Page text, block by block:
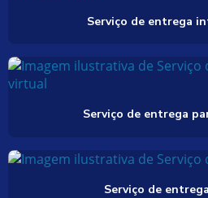
Serviço de entrega
Serviço de entrega
Serviço de